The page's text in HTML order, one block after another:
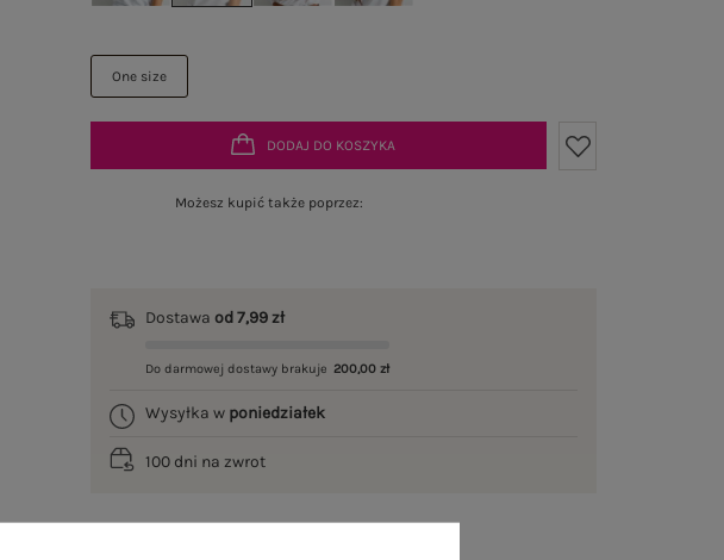
One size
DODAJ DO KOSZYKA
Możesz kupić także poprzez:
Dostawaod 7,99 zł
Do darmowej dostawy brakuje 200,00 zł
Wysyłka w poniedziałek
100 dni na zwrot